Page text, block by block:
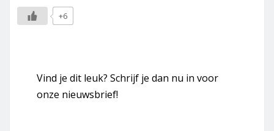
+6
Vind je dit leuk? Schrijf je dan nu in voor
onze nieuwsbrief!